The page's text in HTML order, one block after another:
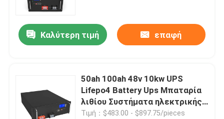
Καλύτερη τιμή επαφή
50ah 100ah 48v 10kw UPS
Lifepo4 Battery Ups Μπαταρία
λιθίου Συστήματα ηλεκτρικής
ισχύος
Τιμή：$483.00 - $897.75/pieces